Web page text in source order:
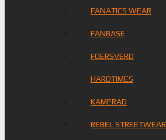
FANATICS WEAR
FANBASE
FOERSVERD
HARDTIMES
KAMERAD
REBEL STREETWEAR